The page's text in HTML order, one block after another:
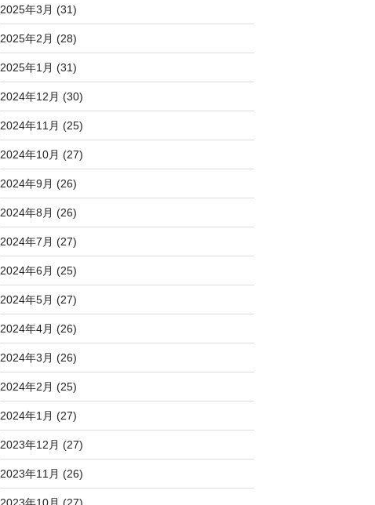
2025年3月 (31)
2025年2月 (28)
2025年1月 (31)
2024年12月 (30)
2024年11月 (25)
2024年10月 (27)
2024年9月 (26)
2024年8月 (26)
2024年7月 (27)
2024年6月 (25)
2024年5月 (27)
2024年4月 (26)
2024年3月 (26)
2024年2月 (25)
2024年1月 (27)
2023年12月 (27)
2023年11月 (26)
2023年10月 (27)